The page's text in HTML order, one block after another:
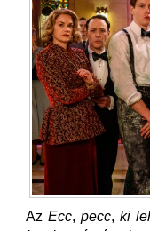
Az Ecc, pecc, ki